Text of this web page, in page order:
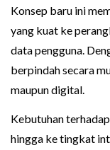
Konsep baru ini
yang kuat ke
data pengguna.
berpindah secara
maupun digital.
Kebutuhan
hingga ke tingkat